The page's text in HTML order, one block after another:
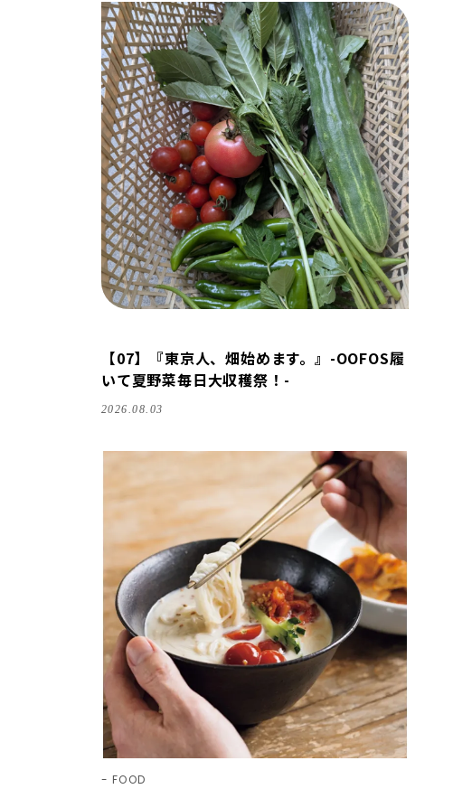
【07】『東京人、畑始めます。』-OOFOS履
いて夏野菜毎日大収穫祭！-
2026.08.03
FOOD